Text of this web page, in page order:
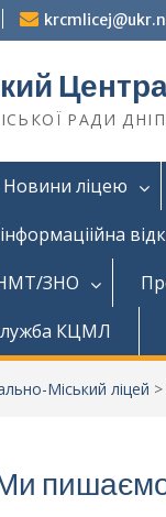
РАДИ
Новини ліцею
НМТ/ЗНО
КЦМЛ
Міський ліцей >